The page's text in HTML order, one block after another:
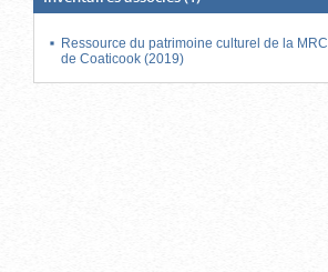
Ressource du patrimoine culturel de la MRC
de Coaticook (2019)